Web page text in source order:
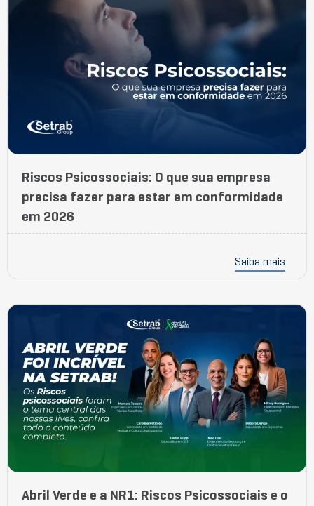
Riscos Psicossociais: O que sua empresa
precisa fazer para estar em conformidade
em 2026
Saiba mais
Abril Verde e a NR1: Riscos Psicossociais e o